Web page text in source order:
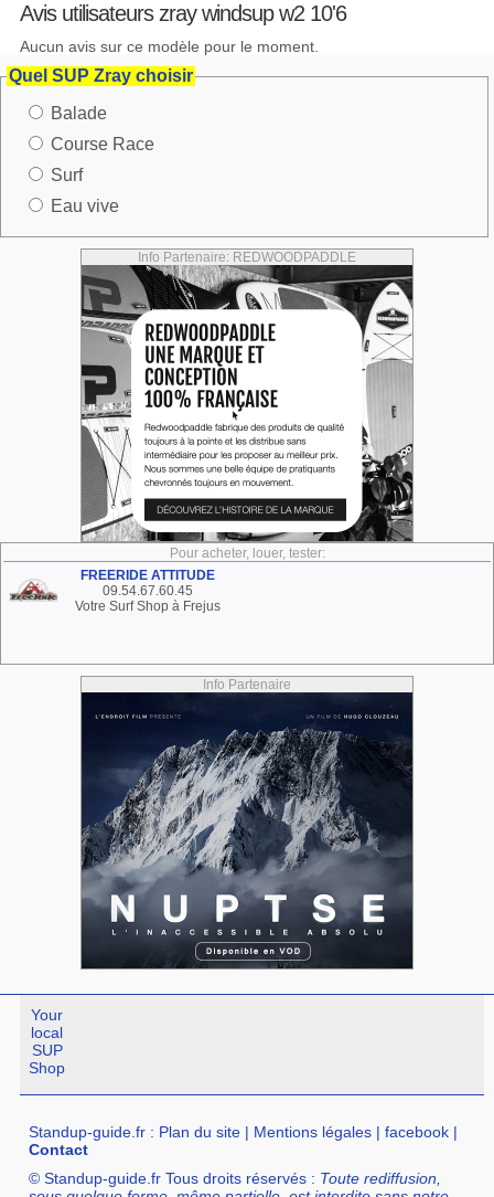
Avis utilisateurs zray windsup w2 10'6
Aucun avis sur ce modèle pour le moment.
Quel SUP Zray choisir
Balade
Course Race
Surf
Eau vive
Info Partenaire: REDWOODPADDLE
Pour acheter, louer, tester:
FREERIDE ATTITUDE
09.54.67.60.45
Votre Surf Shop à Frejus
Info Partenaire
Your
local
SUP
Shop
Standup-guide.fr : Plan du site | Mentions légales |facebook |
Contact
© Standup-guide.fr Tous droits réservés : Toute rediffusion,